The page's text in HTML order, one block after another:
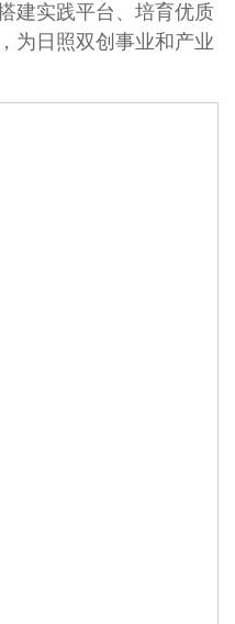
建实践平台、培育优质
为日照双创事业和产业